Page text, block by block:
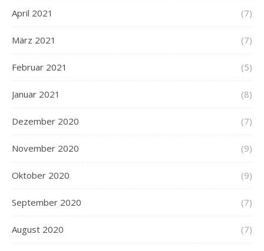
April 2021 (7)
März 2021 (7)
Februar 2021 (5)
Januar 2021 (8)
Dezember 2020 (7)
November 2020 (9)
Oktober 2020 (9)
September 2020 (7)
August 2020 (7)